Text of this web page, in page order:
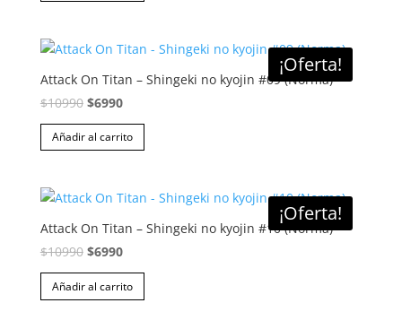
¡Oferta!
Attack On Titan – Shingeki no kyojin #09 (Norma)
$10990 El
precio
original
$6990El
precio
actual
Añadir al carrito
¡Oferta!
Attack On Titan – Shingeki no kyojin #10 (Norma)
$10990 El
precio
original
$6990El
precio
actual
Añadir al carrito